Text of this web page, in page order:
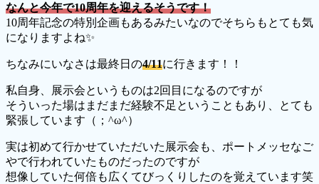
なんと今年で10周年を迎えるそうです！
10周年記念の特別企画もあるみたいなのでそちらもとても気
になりますよね✨
ちなみにいなさは最終日の4/11に行きます！！
私自身、展示会というものは2回目になるのですが
そういった場はまだまだ経験不足ということもあり、とても
緊張しています（；^ω^）
実は初めて行かせていただいた展示会も、ポートメッセなご
やで行われていたものだったのですが
想像していた何倍も広くてびっくりしたのを覚えています笑